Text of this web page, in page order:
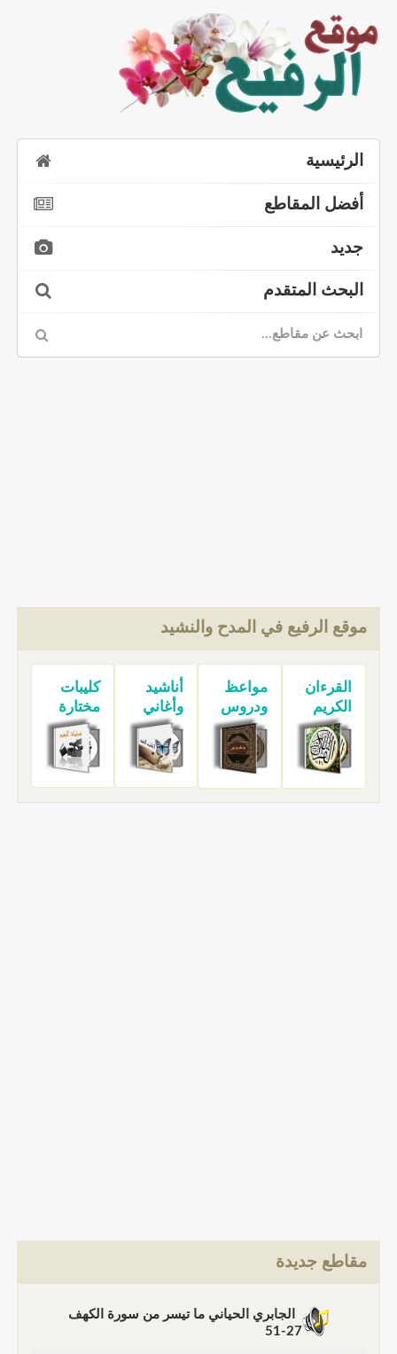
الرئيسية
أفضل المقاطع
جديد
البحث المتقدم
موقع الرفيع في المدح والنشيد
القرءان
الكريم
مواعظ
ودروس
أناشيد
وأغاني
كليبات
مختارة
مقاطع جديدة
الجابري الحياني ما تيسر من سورة الكهف
27-51